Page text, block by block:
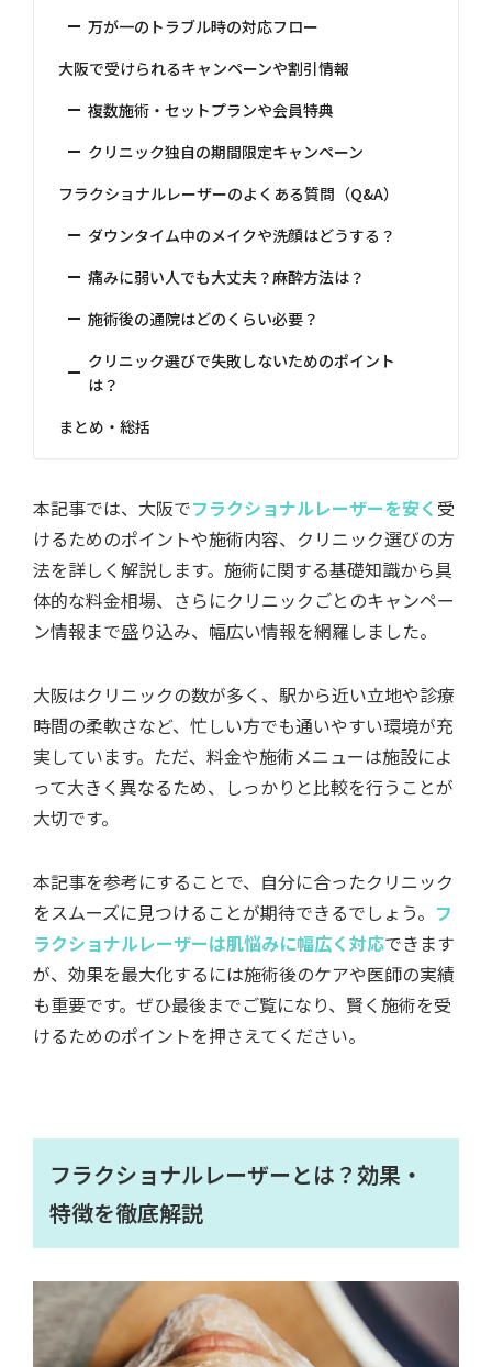
万が一のトラブル時の対応フロー
大阪で受けられるキャンペーンや割引情報
複数施術・セットプランや会員特典
クリニック独自の期間限定キャンペーン
フラクショナルレーザーのよくある質問（Q&A）
ダウンタイム中のメイクや洗顔はどうする？
痛みに弱い人でも大丈夫？麻酔方法は？
施術後の通院はどのくらい必要？
クリニック選びで失敗しないためのポイント
は？
まとめ・総括
本記事では、大阪でフラクショナルレーザーを安く 受
けるためのポイントや施術内容、クリニック選びの方
法を詳しく解説します。施術に関する基礎知識から具
体的な料金相場、さらにクリニックごとのキャンペー
ン情報まで盛り込み、幅広い情報を網羅しました。
大阪はクリニックの数が多く、駅から近い立地や診療
時間の柔軟さなど、忙しい方でも通いやすい環境が充
実しています。ただ、料金や施術メニューは施設によ
って大きく異なるため、しっかりと比較を行うことが
大切です。
本記事を参考にすることで、自分に合ったクリニック
をスムーズに見つけることが期待できるでしょう。 フ
ラクショナルレーザーは肌悩みに幅広く対応できます
が、効果を最大化するには施術後のケアや医師の実績
も重要です。ぜひ最後までご覧になり、賢く施術を受
けるためのポイントを押さえてください。
フラクショナルレーザーとは？効果・
特徴を徹底解説